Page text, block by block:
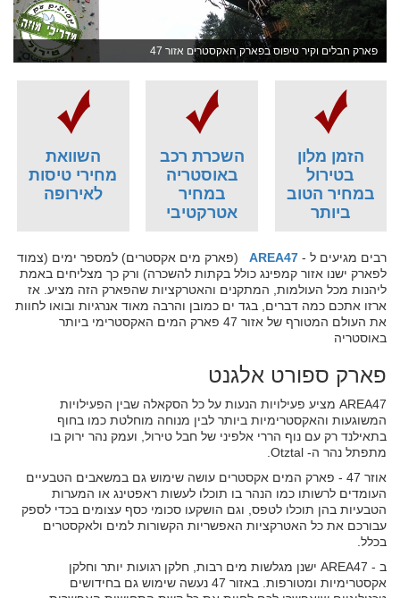
פארק חבלים וקיר טיפוס בפארק האקסטרים אזור 47
הזמן מלון
בטירול
במחיר הטוב
ביותר
השכרת רכב
באוסטריה
במחיר
אטרקטיבי
השוואת
מחירי טיסות
לאירופה
רבים מגיעים ל - AREA47 (פארק מים אקסטרים) למספר ימים (צמוד
לפארק ישנו אזור קמפינג כולל בקתות להשכרה) ורק כך מצליחים באמת
ליהנות מכל העולמות, המתקנים והאטרקציות שהפארק הזה מציע. אז
ארזו אתכם כמה דברים, בגד ים כמובן והרבה מאוד אנרגיות ובואו לחוות
את העולם המטורף של אזור 47 פארק המים האקסטרימי ביותר
באוסטריה
פארק ספורט אלגנט
AREA47 מציע פעילויות הנעות על כל הסקאלה שבין הפעילויות
המשוגעות והאקסטרימיות ביותר לבין מנוחה מוחלטת כמו בחוף
בתאילנד רק עם נוף הררי אלפיני של חבל טירול, ועמק נהר ירוק בו
מתפתל נהר ה- Otztal.
אוזר 47 - פארק המים אקסטרים עושה שימוש גם במשאבים הטבעיים
העומדים לרשותו כמו הנהר בו תוכלו לעשות ראפטינג או המערות
הטבעיות בהן תוכלו לטפס, וגם הושקעו סכומי כסף עצומים בכדי לספק
עבורכם את כל האטרקציות האפשריות הקשורות למים ולאקסטרים
בכלל.
ב - AREA47 ישנן מגלשות מים רבות, חלקן רגועות יותר וחלקן
אקסטרימיות ומטורפות. באזור 47 נעשה שימוש גם בחידושים